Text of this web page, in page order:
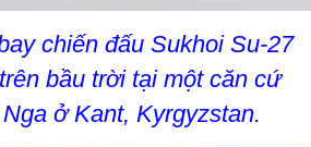
chiến đấu Sukhoi Su-27
bầu trời tại một căn cứ
ở Kant, Kyrgyzstan.